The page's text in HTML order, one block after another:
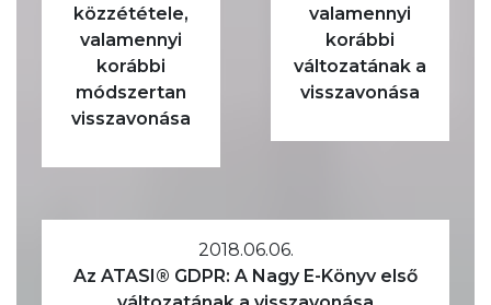
közzététele,
valamennyi
korábbi
módszertan
visszavonása
valamennyi
korábbi
változatának a
visszavonása
2018.06.06.
Az ATASI® GDPR: A Nagy E-Könyv első